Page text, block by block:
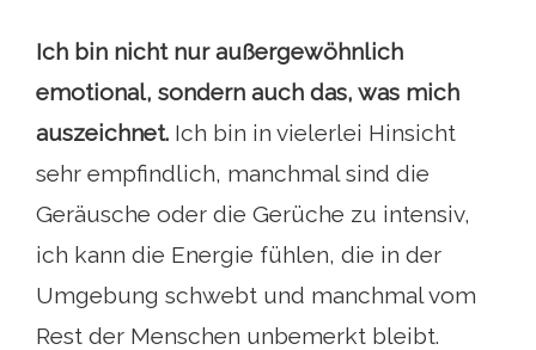
Ich bin nicht nur außergewöhnlich
emotional, sondern auch das, was mich
auszeichnet. Ich bin in vielerlei Hinsicht
sehr empfindlich, manchmal sind die
Geräusche oder die Gerüche zu intensiv,
ich kann die Energie fühlen, die in der
Umgebung schwebt und manchmal vom
Rest der Menschen unbemerkt bleibt.